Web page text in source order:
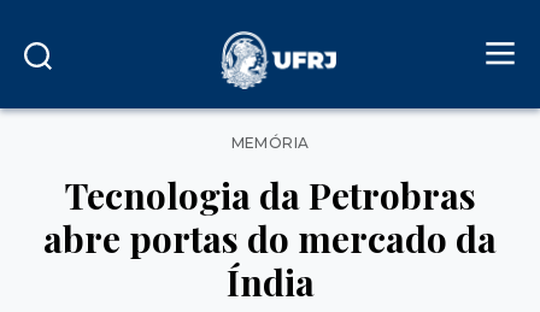
Categorias
MEMÓRIA
Tecnologia da Petrobras
abre portas do mercado da
Índia